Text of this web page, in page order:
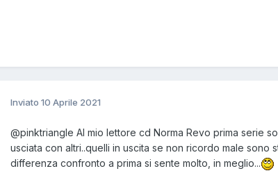
Inviato 10 Aprile 2021
@pinktriangle Al mio lettore cd Norma Revo prima serie
usciata con altri..quelli in uscita se non ricordo male sono
differenza confronto a prima si sente molto, in meglio...